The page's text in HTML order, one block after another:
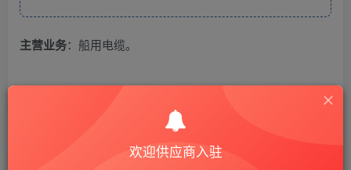
主营业务：船用电缆。
THE END
欢迎供应商入驻